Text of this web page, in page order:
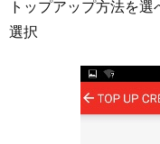
トップアップ方法を
選択